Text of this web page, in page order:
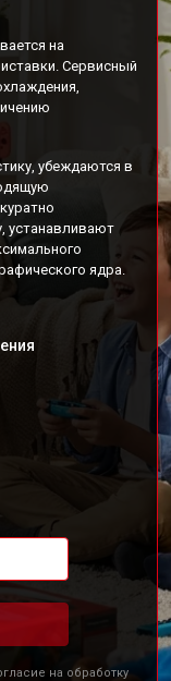
на
Сервисный
убеждаются в
устанавливают
ядра.
на обработку